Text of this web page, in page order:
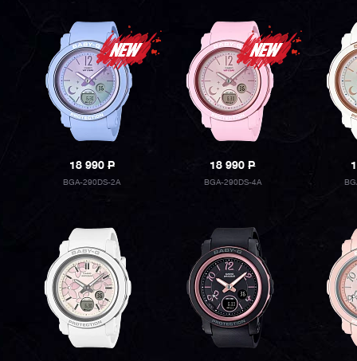
18 990P
BGA-290DS-2A
18 990P
BGA-290DS-4A